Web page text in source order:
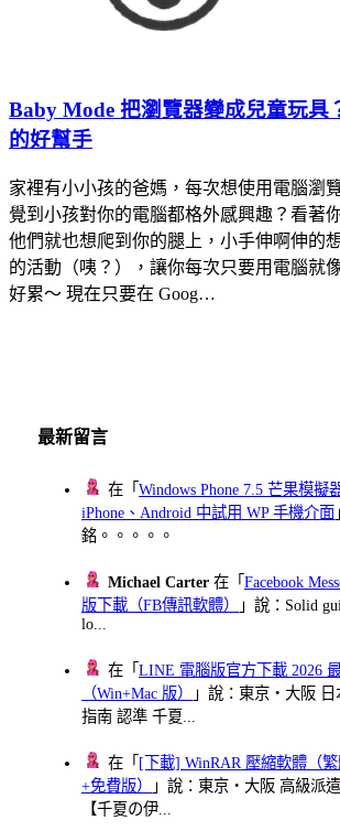
Baby Mode 把瀏覽器變成兒童玩具
的好幫手
家裡有小小孩的爸媽，每次想使用電腦瀏
覺到小孩對你的電腦都格外感興趣？看著
他們就也想爬到你的腿上，小手伸啊伸的
的活動（咦？），讓你每次只要用電腦就
好累～ 現在只要在 Goog…
最新留言
在「Windows Phone 7.5 芒果模擬
iPhone、Android 中試用 WP 手機介面
銘。。。。。
Michael Carter 在「Facebook
版下載（FB傳訊軟體）
」說：Solid
lo...
在「LINE 電腦版官方下載 2026
（Win+Mac 版）
」說：東京・大阪
指南 認準 千夏...
在「 [下載] WinRAR 壓縮軟體（
+免費版）
」說：東京・大阪 高級派
【千夏の伊...